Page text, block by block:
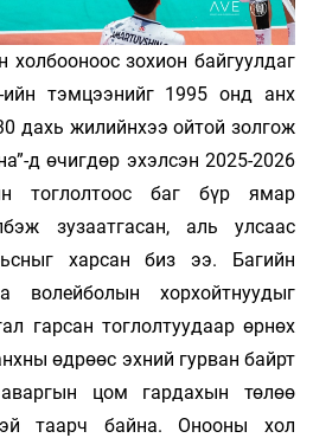
зохион байгуулдаг
ийн тэмцээнийг 1995 онд анх
дахь жилийнхээ ойтой золгож
д өчигдөр эхэлсэн 2025-2026
тоглолтоос баг бүр ямар
зузаатгасан, аль улсаас
харсан биз ээ. Багийн
волейболын хорхойтнуудыг
гарсан тоглолтуудаар өрнөх
өдрөөс эхний гурван байрт
цом гардахын төлөө
таарч байна. Онооны хол